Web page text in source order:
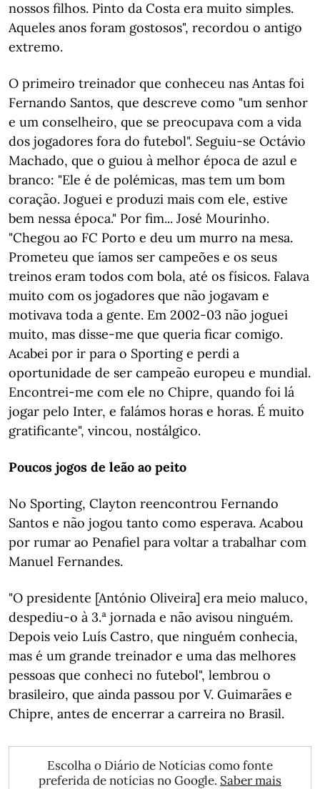
nossos filhos. Pinto da Costa era muito simples.
Aqueles anos foram gostosos", recordou o antigo
extremo.
O primeiro treinador que conheceu nas Antas foi
Fernando Santos, que descreve como "um senhor
e um conselheiro, que se preocupava com a vida
dos jogadores fora do futebol". Seguiu-se Octávio
Machado, que o guiou à melhor época de azul e
branco: "Ele é de polémicas, mas tem um bom
coração. Joguei e produzi mais com ele, estive
bem nessa época." Por fim... José Mourinho.
"Chegou ao FC Porto e deu um murro na mesa.
Prometeu que íamos ser campeões e os seus
treinos eram todos com bola, até os físicos. Falava
muito com os jogadores que não jogavam e
motivava toda a gente. Em 2002-03 não joguei
muito, mas disse-me que queria ficar comigo.
Acabei por ir para o Sporting e perdi a
oportunidade de ser campeão europeu e mundial.
Encontrei-me com ele no Chipre, quando foi lá
jogar pelo Inter, e falámos horas e horas. É muito
gratificante", vincou, nostálgico.
Poucos jogos de leão ao peito
No Sporting, Clayton reencontrou Fernando
Santos e não jogou tanto como esperava. Acabou
por rumar ao Penafiel para voltar a trabalhar com
Manuel Fernandes.
"O presidente [António Oliveira] era meio maluco,
despediu-o à 3.ª jornada e não avisou ninguém.
Depois veio Luís Castro, que ninguém conhecia,
mas é um grande treinador e uma das melhores
pessoas que conheci no futebol", lembrou o
brasileiro, que ainda passou por V. Guimarães e
Chipre, antes de encerrar a carreira no Brasil.
Escolha o Diário de Notícias como fonte
preferida de notícias no Google. Saber mais